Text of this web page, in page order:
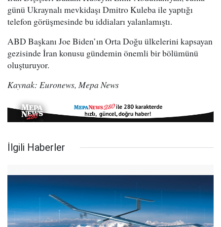
günü Ukraynalı mevkidaşı Dmitro Kuleba ile yaptığı
telefon görüşmesinde bu iddiaları yalanlamıştı.
ABD Başkanı Joe Biden’ın Orta Doğu ülkelerini kapsayan
gezisinde İran konusu gündemin önemli bir bölümünü
oluşturuyor.
Kaynak: Euronews, Mepa News
İlgili Haberler